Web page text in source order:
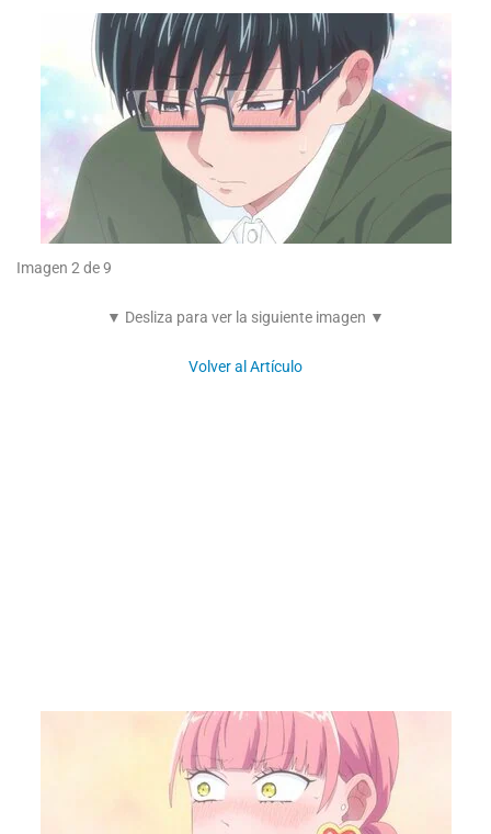
Imagen 2 de 9
▼ Desliza para ver la siguiente imagen ▼
Volver al Artículo